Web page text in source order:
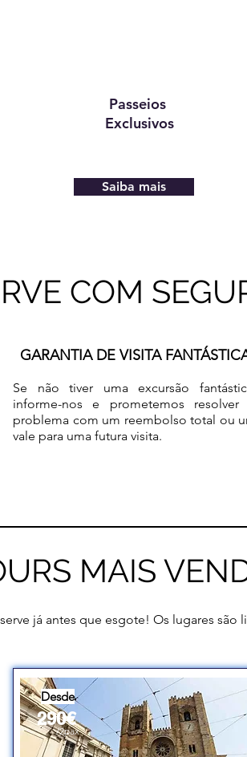
Passeios
Exclusivos
Saiba mais
COM
GARANTIA DE VISITA
Se não tiver uma excursão
informe-nos e prometemos resolver
problema com um reembolso total ou
vale para uma futura visita.
MAIS
já antes que esgote! Os lugares são
Desde
290€
/2pax